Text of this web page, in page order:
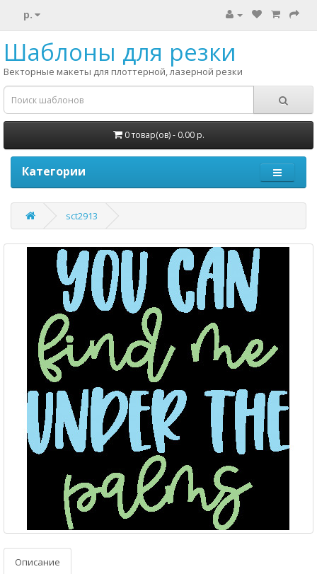
р.
Шаблоны для резки
Векторные макеты для плоттерной, лазерной резки
0 товар(ов) - 0.00 р.
Категории
sct2913
Описание